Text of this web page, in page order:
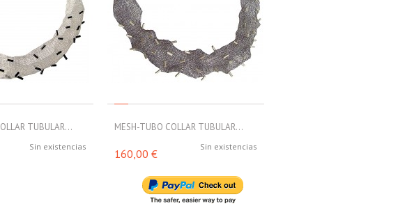
TUBULAR...
Sin existencias
MESH-TUBO COLLAR TUBULAR...
Sin existencias
160,00 €